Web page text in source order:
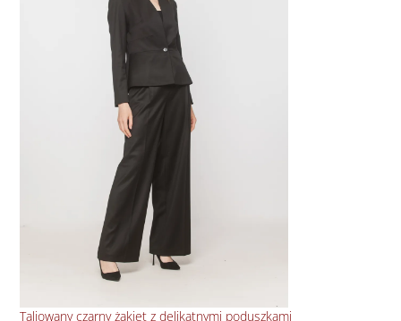
Taliowany czarny żakiet z delikatnymi poduszkami